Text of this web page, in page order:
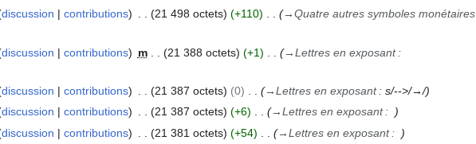
discussion contributions 21 498 octets +110 →Quatre autres symboles monétaires
discussion contributions m 21 388 octets +1 →Lettres en exposant:
discussion contributions 21 387 octets 0 →Lettres en exposant: s/-->/→/
discussion contributions 21 387 octets +6 →Lettres en exposant:
discussion contributions 21 381 octets +54 →Lettres en exposant: